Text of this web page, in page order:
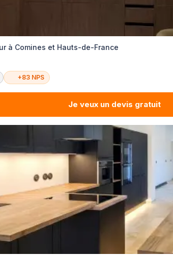
à Comines et Hauts-de-France
+83 NPS
Je veux un devis gratuit